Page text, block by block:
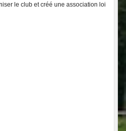
le club et créé une association loi